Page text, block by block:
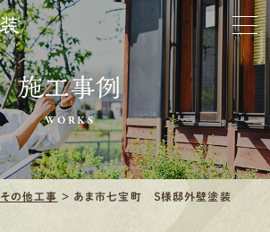
施工事例
WORKS
その他工事 > あま市七宝町 Ｓ様邸外壁塗装